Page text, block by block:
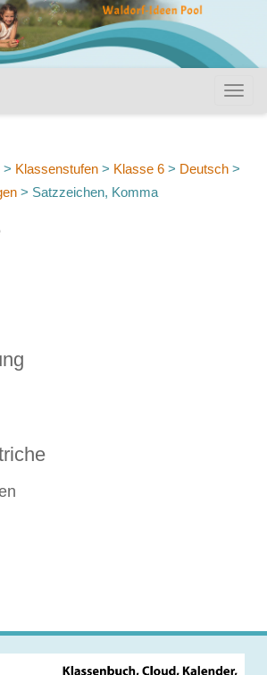
> Klassenstufen > Klasse 6 > Deutsch >
> Satzzeichen, Komma